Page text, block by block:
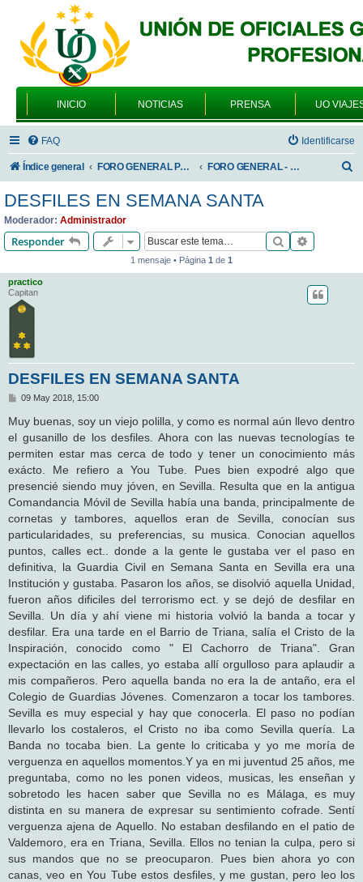
INICIO NOTICIAS PRENSA UO
FAQ Identificarse
Índice general FORO GENERAL PARA TODOS LOS USUARIOS FORO GENERAL - TEMAS GENERALES
r
DESFILES EN SEMANA SANTA
Moderador: Administrador
Responder Buscar
1 mensaje • Página 1 de 1
practico
Capitan
DESFILES EN SEMANA SANTA
M
n
s
e
09 May 2018, 15:00
Muy buenas, soy un viejo polilla, y como es normal aún llevo dentro
el gusanillo de los desfiles. Ahora con las nuevas tecnologías te
permiten estar mas cerca de todo y tener un conocimiento más
exácto. Me refiero a You Tube. Pues bien expodré algo que
presencié siendo muy jóven, en Sevilla. Resulta que en la antigua
Comandancia Móvil de Sevilla había una banda, principalmente de
cornetas y tambores, aquellos eran de Sevilla, conocían sus
particularidades, su preferencias, su musica. Conocian aquellos
puntos, calles ect.. donde a la gente le gustaba ver el paso en
definitiva, la Guardia Civil en Semana Santa en Sevilla era una
Institución y gustaba. Pasaron los años, se disolvió aquella Unidad,
fueron años dificiles del terrorismo ect. y se dejó de desfilar en
Sevilla. Un día y ahí viene mi historia volvió la banda a tocar y
desfilar. Era una tarde en el Barrio de Triana, salía el Cristo de la
Inspiración, conocido como " El Cachorro de Triana". Gran
expectación en las calles, yo estaba allí orgulloso para aplaudir a
mis compañeros. Pero aquella banda no era la de antaño, era el
Colegio de Guardias Jóvenes. Comenzaron a tocar los tambores.
Sevilla es muy especial y hay que conocerla. El paso no podían
llevarlo los costaleros, el Cristo no iba como Sevilla quería. La
Banda no tocaba bien. La gente lo criticaba y yo me moría de
verguenza en aquellos momentos.Y ya en mi juventud 25 años, me
preguntaba, como no les ponen videos, musicas, les enseñan y
sobretodo les hacen saber que Sevilla no es Málaga, es muy
distinta en su manera de expresar su sentimiento cofrade. Sentí
verguenza ajena de Aquello. No estaban desfilando en el patio de
Valdemoro, era en Triana, Sevilla. Ellos no tenian la culpa, pero si
sus mandos que no se preocuparon. Pues bien ahora yo con
canas, veo en You Tube estos desfiles, y me gustan, pero leo los